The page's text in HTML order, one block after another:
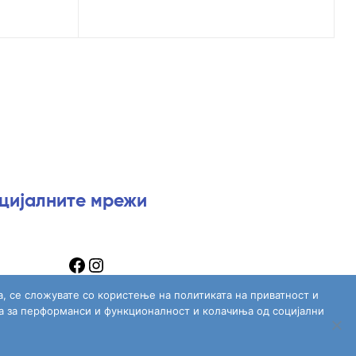
мрежи
сложувате со користење на политиката на приватност и
перформанси и функционалност и колачиња од социјални